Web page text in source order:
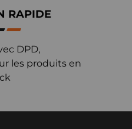
RAPIDE
DPD,
les produits en